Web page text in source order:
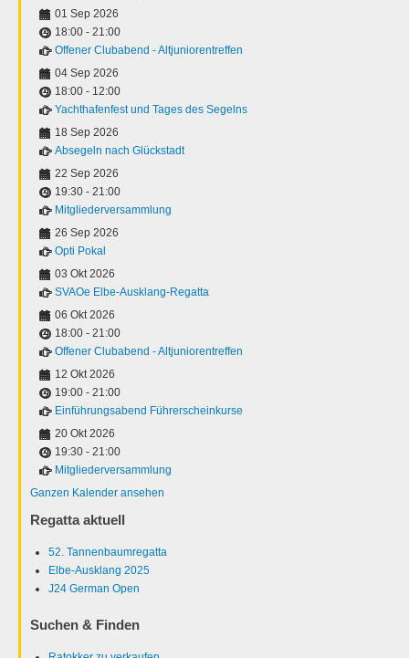
01 Sep 2026
18:00 - 21:00
Offener Clubabend - Altjuniorentreffen
04 Sep 2026
18:00 - 12:00
Yachthafenfest und Tages des Segelns
18 Sep 2026
Absegeln nach Glückstadt
22 Sep 2026
19:30 - 21:00
Mitgliederversammlung
26 Sep 2026
Opti Pokal
03 Okt 2026
SVAOe Elbe-Ausklang-Regatta
06 Okt 2026
18:00 - 21:00
Offener Clubabend - Altjuniorentreffen
12 Okt 2026
19:00 - 21:00
Einführungsabend Führerscheinkurse
20 Okt 2026
19:30 - 21:00
Mitgliederversammlung
Ganzen Kalender ansehen
Regatta aktuell
52. Tannenbaumregatta
Elbe-Ausklang 2025
J24 German Open
Suchen & Finden